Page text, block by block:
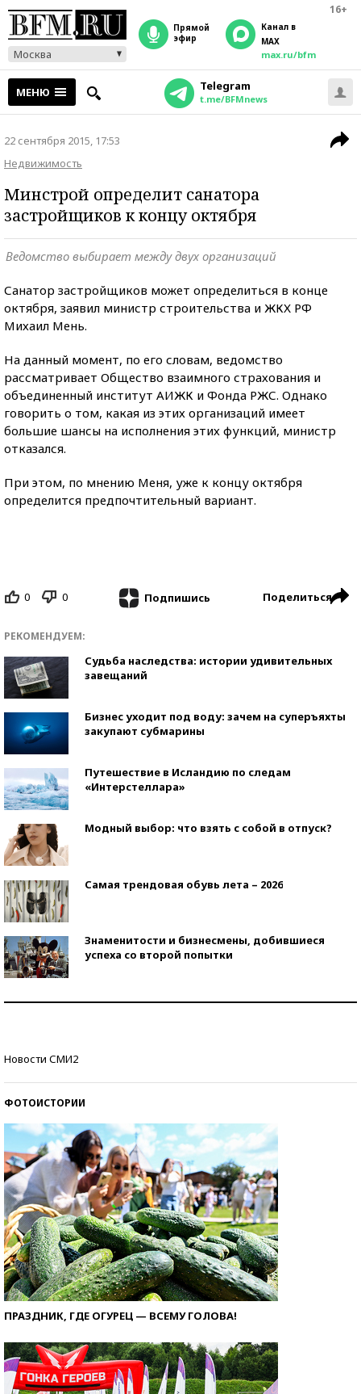
16+
Москва
прямой
эфир
Канал в
MAX
max.ru/bfm
МЕНЮ Telegram
t.me/BFMnews
22 сентября 2015, 17:53
Недвижимость
Минстрой определит санатора
застройщиков к концу октября
Ведомство выбирает между двух организаций
Санатор застройщиков может определиться в конце
октября, заявил министр строительства и ЖКХ РФ
Михаил Мень.
На данный момент, по его словам, ведомство
рассматривает Общество взаимного страхования и
объединенный институт АИЖК и Фонда РЖС. Однако
говорить о том, какая из этих организаций имеет
большие шансы на исполнения этих функций, министр
отказался.
При этом, по мнению Меня, уже к концу октября
определится предпочтительный вариант.
0 0 Подпишись Поделиться
РЕКОМЕНДУЕМ:
Судьба наследства: истории удивительных
завещаний
Бизнес уходит под воду: зачем на суперъяхты
закупают субмарины
Путешествие в Исландию по следам
«Интерстеллара»
Модный выбор: что взять с собой в отпуск?
Самая трендовая обувь лета – 2026
Знаменитости и бизнесмены, добившиеся
успеха со второй попытки
Новости СМИ2
ФОТОИСТОРИИ
ПРАЗДНИК, ГДЕ ОГУРЕЦ — ВСЕМУ ГОЛОВА!